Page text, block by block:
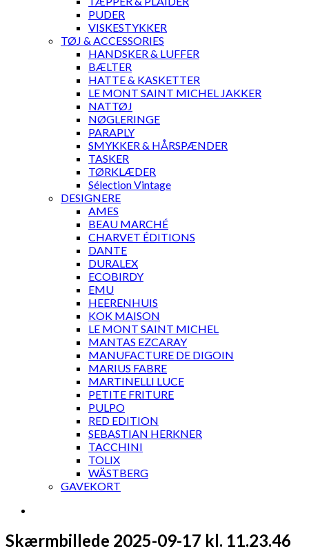
PUDER
VISKESTYKKER
TØJ & ACCESSORIES
HANDSKER & LUFFER
BÆLTER
HATTE & KASKETTER
LE MONT SAINT MICHEL JAKKER
NATTØJ
NØGLERINGE
PARAPLY
SMYKKER & HÅRSPÆNDER
TASKER
TØRKLÆDER
Sélection Vintage
DESIGNERE
AMES
BEAU MARCHÉ
CHARVET ÉDITIONS
DANTE
DURALEX
ECOBIRDY
EMU
HEERENHUIS
KOK MAISON
LE MONT SAINT MICHEL
MANTAS EZCARAY
MANUFACTURE DE DIGOIN
MARIUS FABRE
MARTINELLI LUCE
PETITE FRITURE
PULPO
RED EDITION
SEBASTIAN HERKNER
TACCHINI
TOLIX
WÄSTBERG
GAVEKORT
Skærmbillede 2025-09-17 kl. 11.23.46